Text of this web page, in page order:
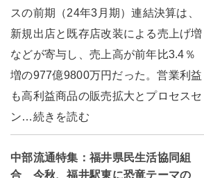
スの前期（24年3月期）連結決算は、
新規出店と既存店改装による売上げ増
などが寄与し、売上高が前年比3.4％
増の977億9800万円だった。営業利益
も高利益商品の販売拡大とプロセスセ
ン…続きを読む
中部流通特集：福井県民生活協同組
合 今秋、福井駅東に恐竜テーマの